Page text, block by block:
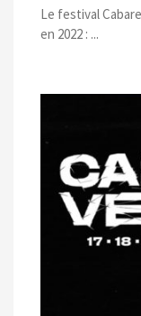
Le festival
en 2022 : ...